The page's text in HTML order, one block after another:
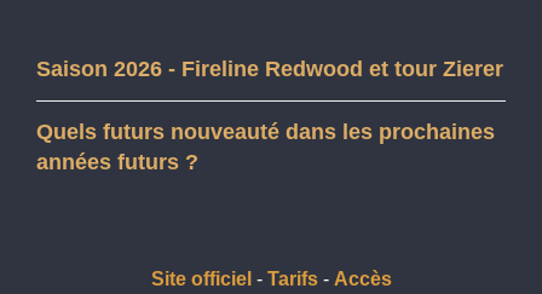
Saison 2026 - Fireline Redwood et tour Zierer
Quels futurs nouveauté dans les prochaines
années futurs ?
Site officiel - Tarifs- Accès